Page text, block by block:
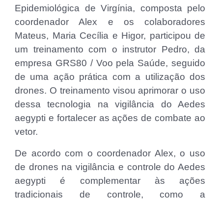
Epidemiológica de Virgínia, composta pelo
coordenador Alex e os colaboradores
Mateus, Maria Cecília e Higor, participou de
um treinamento com o instrutor Pedro, da
empresa GRS80 / Voo pela Saúde, seguido
de uma ação prática com a utilização dos
drones. O treinamento visou aprimorar o uso
dessa tecnologia na vigilância do Aedes
aegypti e fortalecer as ações de combate ao
vetor.
De acordo com o coordenador Alex, o uso
de drones na vigilância e controle do Aedes
aegypti é complementar às ações
tradicionais de controle, como a